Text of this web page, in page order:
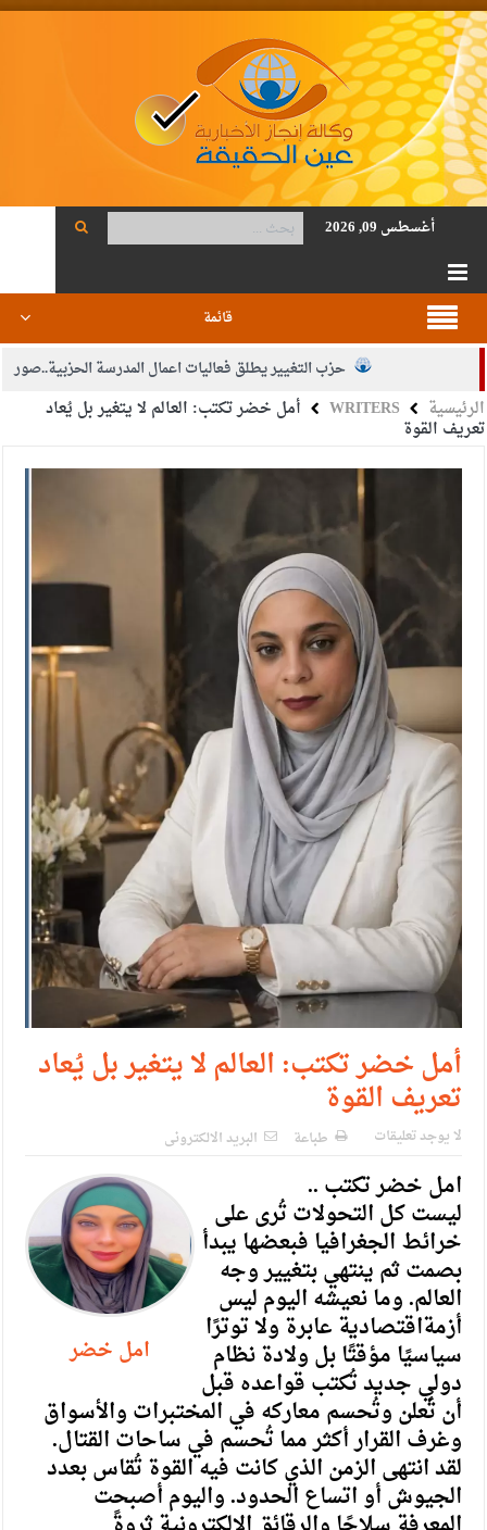
أغسطس 09, 2026
قائمة
حزب التغيير يطلق فعاليات اعمال المدرسة الحزبية..صور
الجيش يفتح باب التجنيد لحملة البكالوريوس في الحقوق والقانون
الإسلامية والمسيحية
الأمن يتلف 16 مليون حبة كبتاجون و1480 كغم مواد مخدرة
النواب يقر مشروع تعديل قانون الملكية العقارية
القاضي يلتقي رؤساء تحرير الصحف اليومية ويؤكد حرص مجلس
النواب على شراكة فاعلة مع الإعلام
دعوة المكلفين بخدمة العلم (الدفعة الثالثة) إلى مراجعة منصة خدمة
العلم
الملك يلتقي مجموعة من رفاق السلاح
الملك يتلقى اتصالا هاتفيا من العاهل البحريني
القاضي محمود أحمد فريحات.. مبارك ومزيدا من التوفيق
الرئيسية WRITERS أمل خضر تكتب: العالم لا يتغير بل يُعاد
تعريف القوة
أمل خضر تكتب: العالم لا يتغير بل يُعاد
تعريف القوة
لا يوجد تعليقات طباعة البريد الالكترونى
امل خضر
‏امل خضر تكتب ..
‏ليست كل التحولات تُرى على
خرائط الجغرافيا فبعضها يبدأ
بصمت ثم ينتهي بتغيير وجه
العالم. وما نعيشه اليوم ليس
أزمةاقتصادية عابرة ولا توترًا
سياسيًا مؤقتًا بل ولادة نظام
دولي جديد تُكتب قواعده قبل
أن تُعلن وتُحسم معاركه في المختبرات والأسواق
وغرف القرار أكثر مما تُحسم في ساحات القتال.
‏لقد انتهى الزمن الذي كانت فيه القوة تُقاس بعدد
الجيوش أو اتساع الحدود. واليوم أصبحت